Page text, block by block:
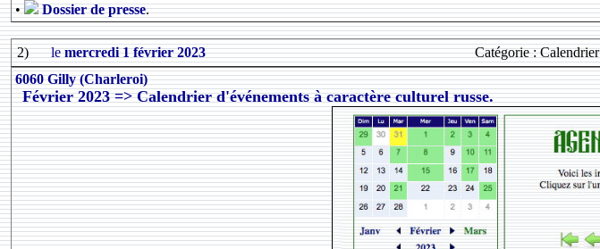
•
Dossier de presse.
2) lemercredi 1 février 2023 Catégorie : Calendrier
6060 Gilly (Charleroi)
Février 2023 => Calendrier d'événements à caractère culturel russe.